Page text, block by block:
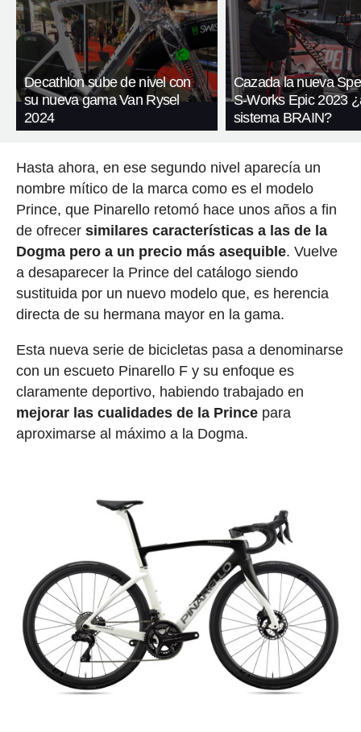
Decathlon sube de nivel con
su nueva gama Van Rysel
2024
Cazada la nueva
S-Works Epic 2023
sistema BRAIN?
Hasta ahora, en ese segundo nivel aparecía un
nombre mítico de la marca como es el modelo
Prince, que Pinarello retomó hace unos años a fin
de ofrecer similares características a las de la
Dogma pero a un precio más asequible. Vuelve
a desaparecer la Prince del catálogo siendo
sustituida por un nuevo modelo que, es herencia
directa de su hermana mayor en la gama.
Esta nueva serie de bicicletas pasa a denominarse
con un escueto Pinarello F y su enfoque es
claramente deportivo, habiendo trabajado en
mejorar las cualidades de la Princepara
aproximarse al máximo a la Dogma.